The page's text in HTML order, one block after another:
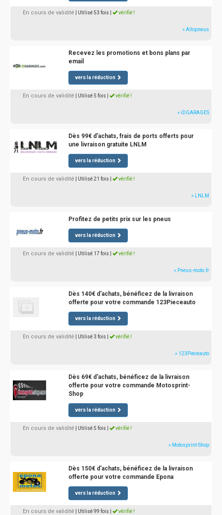
En cours de validité | Utilisé 53 fois vérifié !
» Allopneus
Recevez les promotions et bons plans par
email
vers la réduction
En cours de validité | Utilisé 5 fois vérifié !
» iDGARAGES
Dès 99€ d'achats, frais de ports offerts pour
une livraison gratuite LNLM
vers la réduction
En cours de validité | Utilisé 21 fois vérifié !
» LNLM
Profitez de petits prix sur les pneus
vers la réduction
En cours de validité | Utilisé 17 fois vérifié !
» Pneus-moto.fr
Dès 140€ d'achats, bénéficez de la livraison
offerte pour votre commande 123Pieceauto
vers la réduction
En cours de validité | Utilisé 3 fois vérifié !
» 123Pieceauto
Dès 69€ d'achats, bénéficez de la livraison
offerte pour votre commande Motosprint-
Shop
vers la réduction
En cours de validité | Utilisé 5 fois vérifié !
» Motosprint-Shop
Dès 150€ d'achats, bénéficez de la livraison
offerte pour votre commande Epona
vers la réduction
En cours de validité | Utilisé 99 fois vérifié !